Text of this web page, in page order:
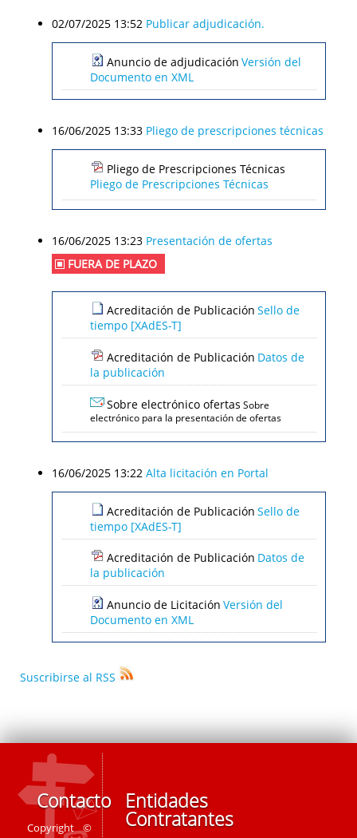
02/07/2025 13:52 Publicar adjudicación.
Anuncio de adjudicación Versión del
Documento en XML
16/06/2025 13:33 Pliego de prescripciones técnicas
Pliego de Prescripciones Técnicas
Pliego de Prescripciones Técnicas
16/06/2025 13:23 Presentación de ofertas
FUERA DE PLAZO
Acreditación de Publicación Sello de
tiempo [XAdES-T]
Acreditación de Publicación Datos de
la publicación
Sobre electrónico ofertas Sobre
electrónico para la presentación de ofertas
16/06/2025 13:22 Alta licitación en Portal
Acreditación de Publicación Sello de
tiempo [XAdES-T]
Acreditación de Publicación Datos de
la publicación
Anuncio de Licitación Versión del
Documento en XML
Suscribirse al RSS
Contacto
Copyright ©
Entidades
Contratantes